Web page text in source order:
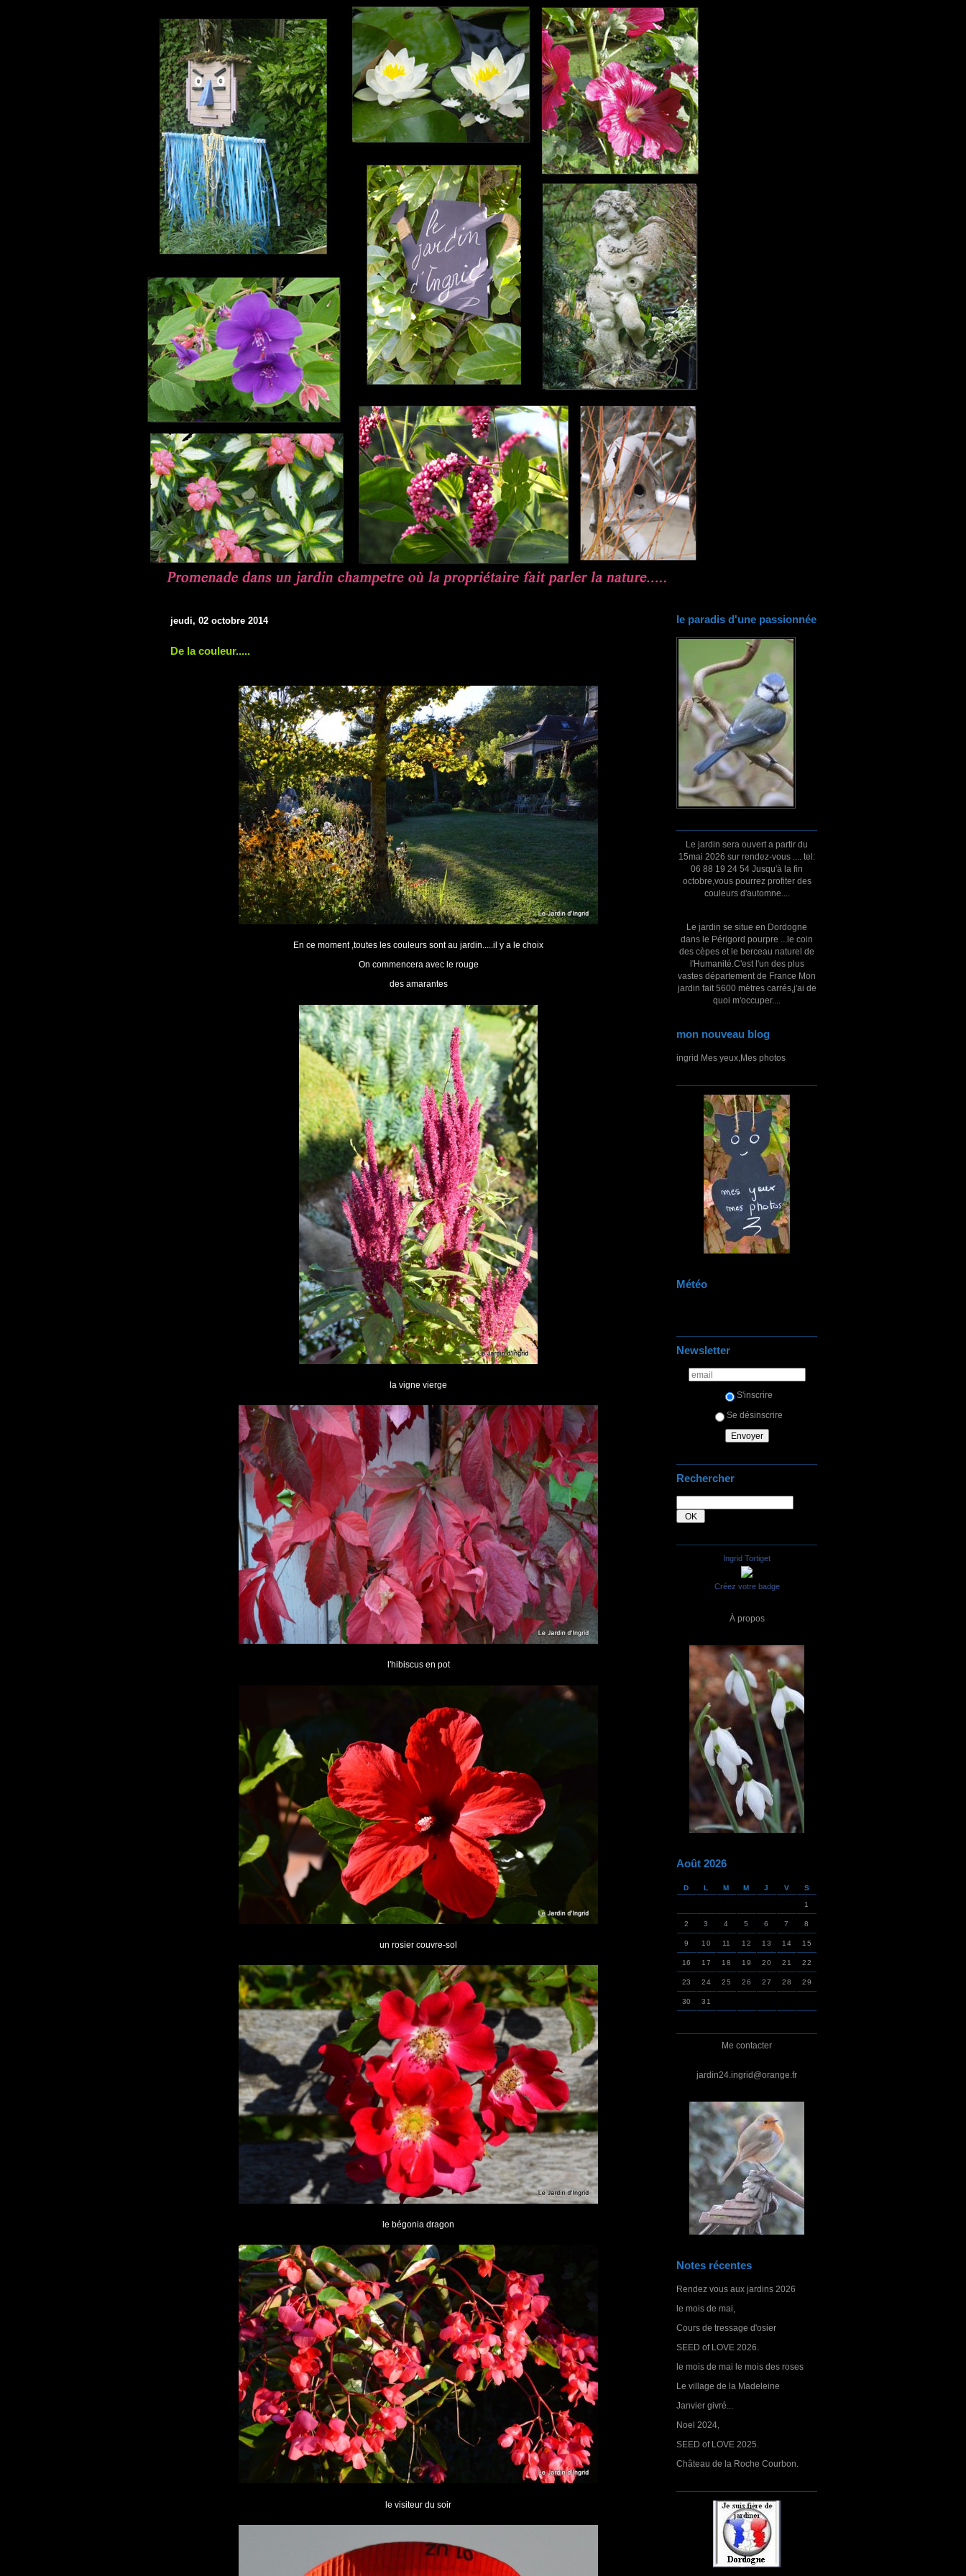
le paradis d'une passionnée
Le jardin sera ouvert a partir du
15mai 2026 sur rendez-vous .... tel:
06 88 19 24 54 Jusqu'à la fin
octobre,vous pourrez profiter des
couleurs d'automne....
Le jardin se situe en Dordogne
dans le Périgord pourpre ...le coin
des cèpes et le berceau naturel de
l'Humanité.C'est l'un des plus
vastes département de France Mon
jardin fait 5600 mètres carrés,j'ai de
quoi m'occuper....
mon nouveau blog
ingrid Mes yeux,Mes photos
Météo
Newsletter
S'inscrire
Se désinscrire
Rechercher
Ingrid Tortiget
Créez votre badge
À propos
Août 2026
D L M M J V S
1
2 3 4 5 6 7 8
9 10 11 12 13 14 15
16 17 18 19 20 21 22
23 24 25 26 27 28 29
30 31
Me contacter
jardin24.ingrid@orange.fr
Notes récentes
Rendez vous aux jardins 2026
le mois de mai,
Cours de tressage d'osier
SEED of LOVE 2026.
le mois de mai le mois des roses
Le village de la Madeleine
Janvier givré...
Noel 2024,
SEED of LOVE 2025.
Château de la Roche Courbon.
jeudi, 02 octobre 2014
De la couleur.....
En ce moment ,toutes les couleurs sont au jardin.....il y a le choix
On commencera avec le rouge
des amarantes
la vigne vierge
l'hibiscus en pot
un rosier couvre-sol
le bégonia dragon
le visiteur du soir